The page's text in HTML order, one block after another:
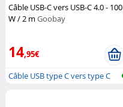
Câble USB-C vers USB-C 4.0 - 100
W / 2 m Goobay
14,95€
Câble USB type C vers type C